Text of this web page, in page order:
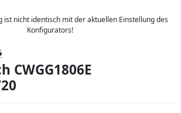
ist nicht identisch mit der aktuellen Einstellung des
Konfigurators!
CWGG1806E